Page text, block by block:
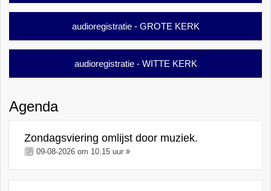
audioregistratie - GROTE KERK
audioregistratie - WITTE KERK
Agenda
Zondagsviering omlijst door muziek.
09-08-2026 om 10.15 uur